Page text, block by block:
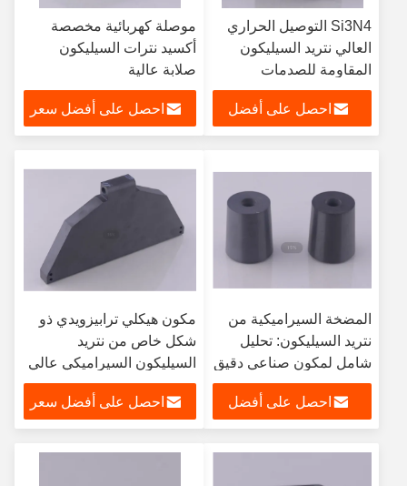
Si3N4 التوصيل الحراري
العالي نتريد السيليكون
المقاومة للصدمات
الحرارية المقابس المتوهجة
لمحركات الديزل
احصل على أفضل
موصلة كهربائية مخصصة
أكسيد نترات السيليكون
صلابة عالية
احصل على أفضل سعر
المضخة السيراميكية من
نتريد السيليكون: تحليل
شامل لمكون صناعي دقيق
عالي الأداء
احصل على أفضل
مكون هيكلي ترابيزويدي ذو
شكل خاص من نتريد
السيليكون السيراميكي عالي
الدقة (مع رئيس تحديد
الموقع)احصل على أفضل سعر